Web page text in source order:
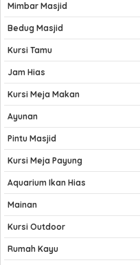
Mimbar Masjid
Bedug Masjid
Kursi Tamu
Jam Hias
Kursi Meja Makan
Ayunan
Pintu Masjid
Kursi Meja Payung
Aquarium Ikan Hias
Mainan
Kursi Outdoor
Rumah Kayu